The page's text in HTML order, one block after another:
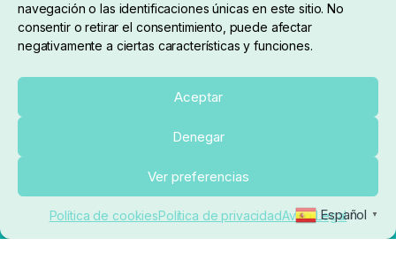
navegación o las identificaciones únicas en este sitio. No
consentir o retirar el consentimiento, puede afectar
negativamente a ciertas características y funciones.
Aceptar
Denegar
Ver preferencias
Política de cookiesPolítica de privacidadAviso Legal
Lunes a Viernes de 10:00 a 14:00 horas y 17:00 a
20:00
Paseo de Guadalajara, 36. Local 3. 28702. San
reservados.
Ecommerce conectado con Kiby ERP
Español ▼